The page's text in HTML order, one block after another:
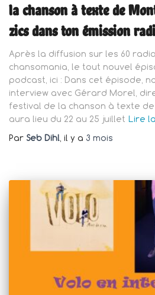
la chanson à texte de
zics dans ton émission
Après la diffusion sur les 60
chansomania, le tout nouvel
podcast, ici : Dans cet épisode,
interview avec Gérard Morel,
festival de la chanson à texte de
aura lieu du 22 au 25 juillet Lire
Par Seb Dihl , il y a 3 mois